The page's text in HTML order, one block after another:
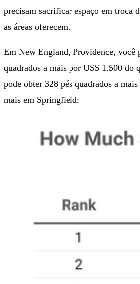
precisam sacrificar espaço em troca
as áreas oferecem.
Em New England, Providence, você
quadrados a mais por US$ 1.500 do
pode obter 328 pés quadrados a
mais em Springfield: